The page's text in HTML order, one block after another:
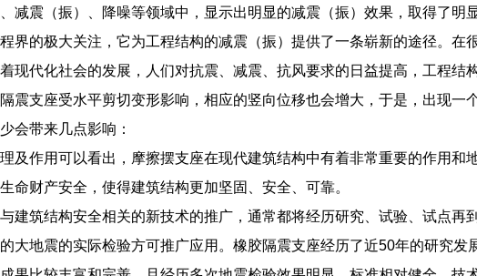
减震（振）、降噪等领域中，显示出明显的减震（振）效果，取得了明
界的极大关注，它为工程结构的减震（振）提供了一条崭新的途径。在
现代化社会的发展，人们对抗震、减震、抗风要求的日益提高，工程结
震支座受水平剪切变形影响，相应的竖向位移也会增大，于是，出现一
会带来几点影响：
及作用可以看出，摩擦摆支座在现代建筑结构中有着非常重要的作用和
命财产安全，使得建筑结构更加坚固、安全、可靠。
建筑结构安全相关的新技术的推广，通常都将经历研究、试验、试点再
大地震的实际检验方可推广应用。橡胶隔震支座经历了近50年的研究